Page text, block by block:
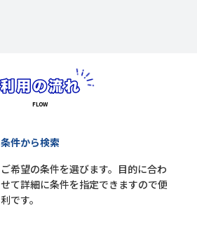
条件から検索
ご希望の条件を選びます。目的に合わ
せて詳細に条件を指定できますので便
利です。